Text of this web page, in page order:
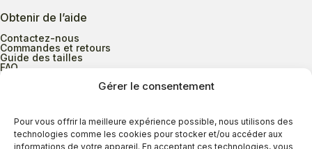
Gérer le consentement
Pour vous offrir la meilleure expérience possible, nous utilisons des
technologies comme les cookies pour stocker et/ou accéder aux
informations de votre appareil. En acceptant ces technologies, vous
Obtenir de l’aide
Contactez-nous
Commandes et retours
Guide des tailles
FAQ
Heures d’ouverture